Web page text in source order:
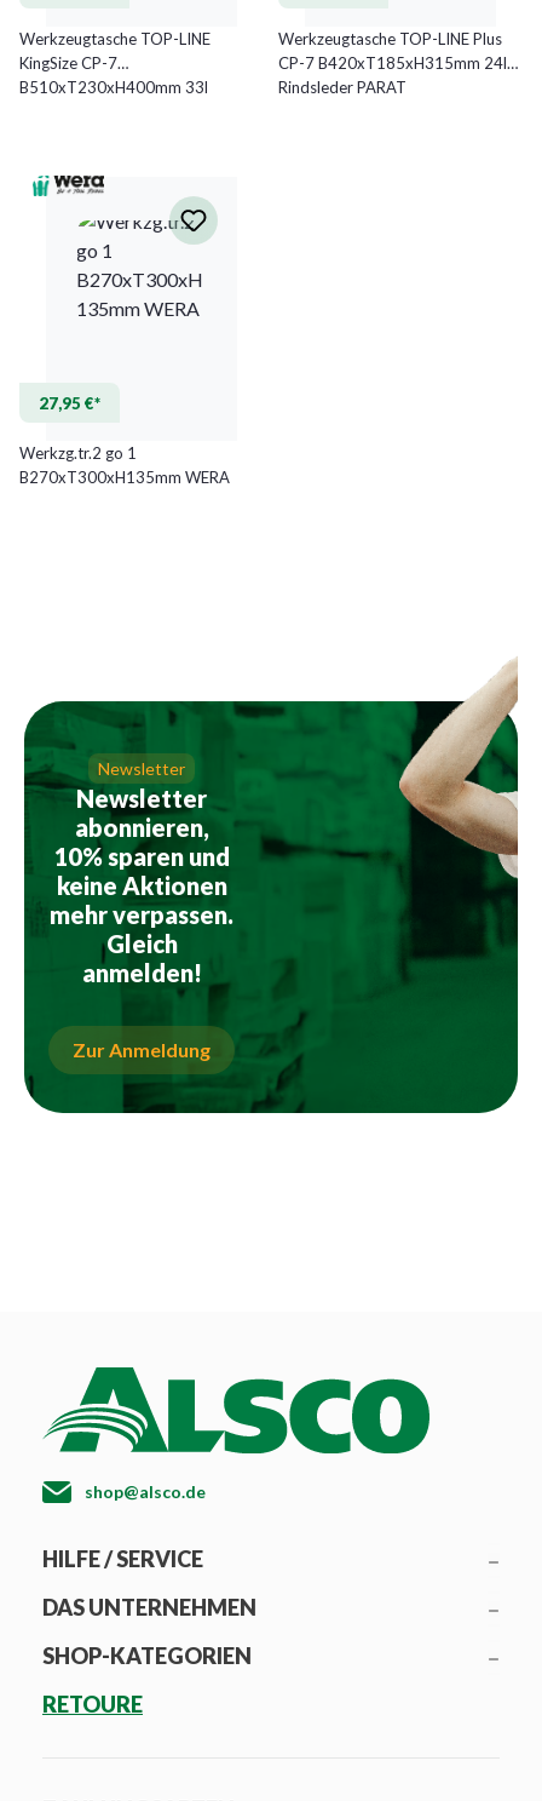
Werkzeugtasche TOP-LINE
KingSize CP-7
B510xT230xH400mm 33l
Werkzeugtasche TOP-LINE Plus
CP-7 B420xT185xH315mm 24l
Rindsleder PARAT
27,95 €*
Werkzg.tr.2 go 1
B270xT300xH135mm WERA
Newsletter
Newsletter
abonnieren,
10% sparen und
keine Aktionen
mehr verpassen.
Gleich
anmelden!
Zur Anmeldung
shop@alsco.de
HILFE / SERVICE
DAS UNTERNEHMEN
SHOP-KATEGORIEN
RETOURE